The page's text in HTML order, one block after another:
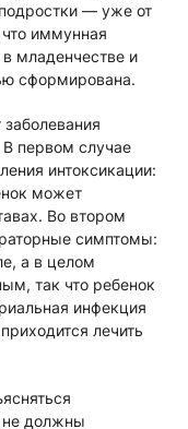
— уже от
иммунная
младенчестве и
сформирована.
первом случае
интоксикации:
может
Во втором
симптомы:
а в целом
так что ребенок
инфекция
лечить
не должны